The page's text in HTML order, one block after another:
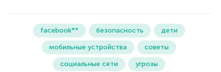
facebook** безопасность
дети
мобильные устройства
советы
социальные сети
угрозы